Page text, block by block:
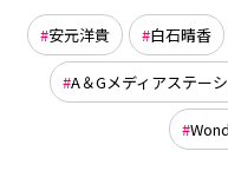
安元洋貴 白石晴香
A＆Gメディアステー